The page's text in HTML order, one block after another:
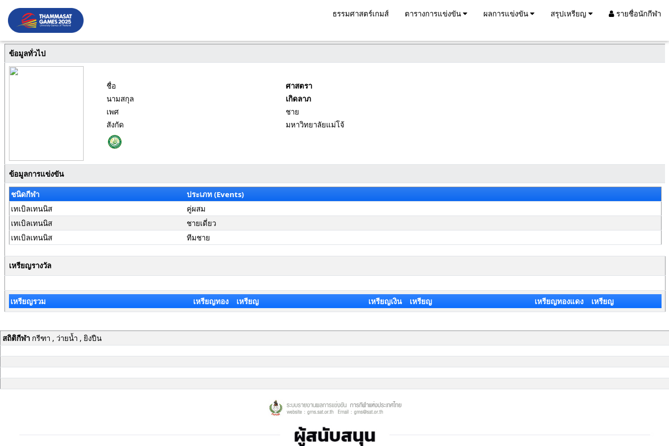
ธรรมศาสตร์เกมส์ ตารางการแข่งขัน ผลการแข่งขัน สรุปเหรียญ รายชื่อนักกีฬา
ข้อมูลทั่วไป
ชื่อ
ศาสตรา
นามสกุล
เกิดลาภ
เพศ
ชาย
สังกัด
มหาวิทยาลัยแม่โจ้
ข้อมูลการแข่งขัน
ชนิดกีฬา
ประเภท (Events)
เทเบิลเทนนิส
คู่ผสม
เทเบิลเทนนิส
ชายเดี่ยว
เทเบิลเทนนิส
ทีมชาย
เหรียญรางวัล
เหรียญรวม เหรียญทอง เหรียญ เหรียญเงิน เหรียญ เหรียญทองแดง เหรียญ
สถิติกีฬากรีฑา , ว่ายน้ำ , ยิงปืน